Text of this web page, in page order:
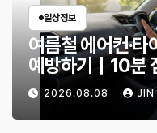
일상정보
여름철 에어컨·
예방하기｜10분
할까?
2026.08.08 JIN